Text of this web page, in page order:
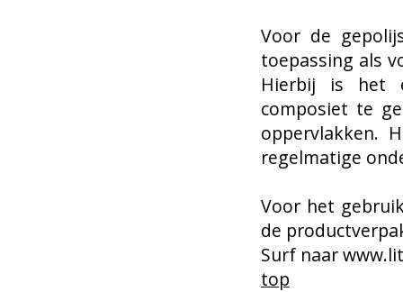
Voor de
toepassing als
Hierbij is het
composiet te
oppervlakken.
regelmatige
Voor het
de
Surf naar
top